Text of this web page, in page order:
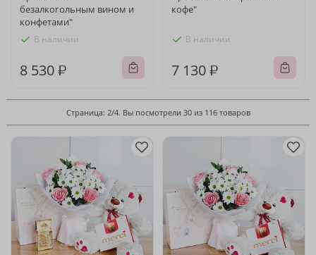
безалкогольным вином и
конфетами"
В наличии
8 530 ₽
кофе"
В наличии
7 130 ₽
Страница: 2/4. Вы посмотрели 30 из 116 товаров